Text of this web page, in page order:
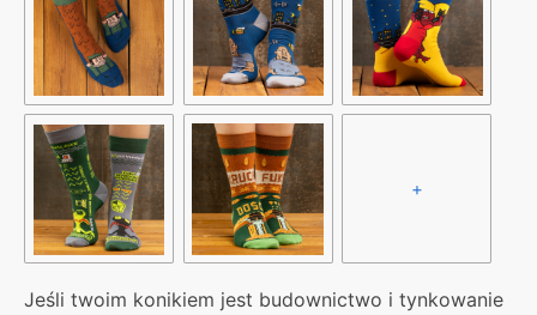
+
Jeśli twoim konikiem jest budownictwo i tynkowanie